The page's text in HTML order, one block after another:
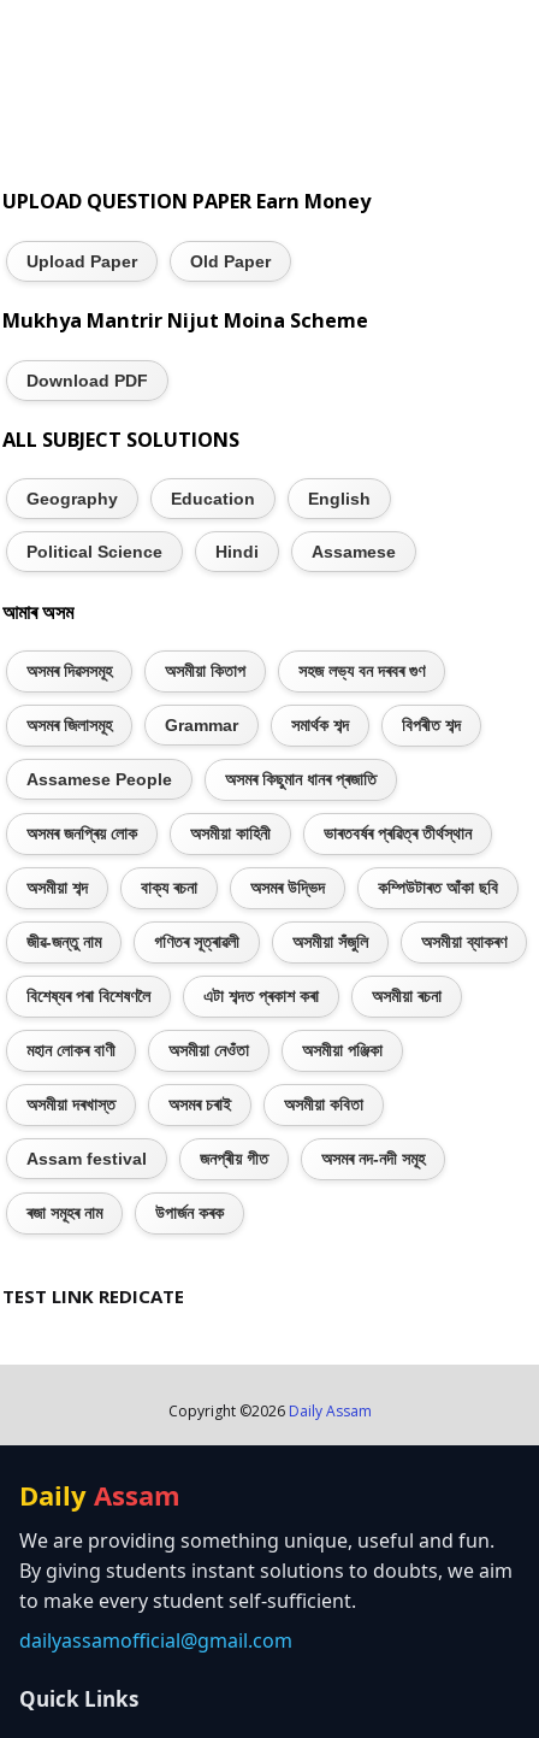
UPLOAD QUESTION PAPER Earn Money
Upload Paper Old Paper
Mukhya Mantrir Nijut Moina Scheme
Download PDF
ALL SUBJECT SOLUTIONS
Geography Education English
Political Science Hindi Assamese
আমাৰ অসম
অসমৰ দিৱসসমূহ অসমীয়া কিতাপ সহজ লভ্য বন দৰবৰ গুণ
অসমৰ জিলাসমূহ Grammar সমাৰ্থক শব্দ বিপৰীত শব্দ
Assamese People অসমৰ কিছুমান ধানৰ প্ৰজাতি
অসমৰ জনপ্ৰিয় লোক অসমীয়া কাহিনী ভাৰতবৰ্ষৰ প্ৰৱিত্ৰ তীৰ্থস্থান
অসমীয়া শব্দ বাক্য ৰচনা অসমৰ উদ্ভিদ কম্পিউটাৰত আঁকা ছবি
জীৱ-জন্তু নাম গণিতৰ সূত্ৰাৱলী অসমীয়া সঁজুলি অসমীয়া ব্যাকৰণ
বিশেষ্যৰ পৰা বিশেষণলৈ এটা শব্দত প্ৰকাশ কৰা অসমীয়া ৰচনা
মহান লোকৰ বাণী অসমীয়া নেওঁতা অসমীয়া পঞ্জিকা
অসমীয়া দৰখাস্ত অসমৰ চৰাই অসমীয়া কবিতা
Assam festival জনপ্ৰীয় গীত অসমৰ নদ-নদী সমূহ
ৰজা সমূহৰ নাম উপাৰ্জন কৰক
TEST LINK REDICATE
Copyright ©2026 Daily Assam
Daily Assam
We are providing something unique, useful and fun.
By giving students instant solutions to doubts, we aim
to make every student self-sufficient.
dailyassamofficial@gmail.com
Quick Links